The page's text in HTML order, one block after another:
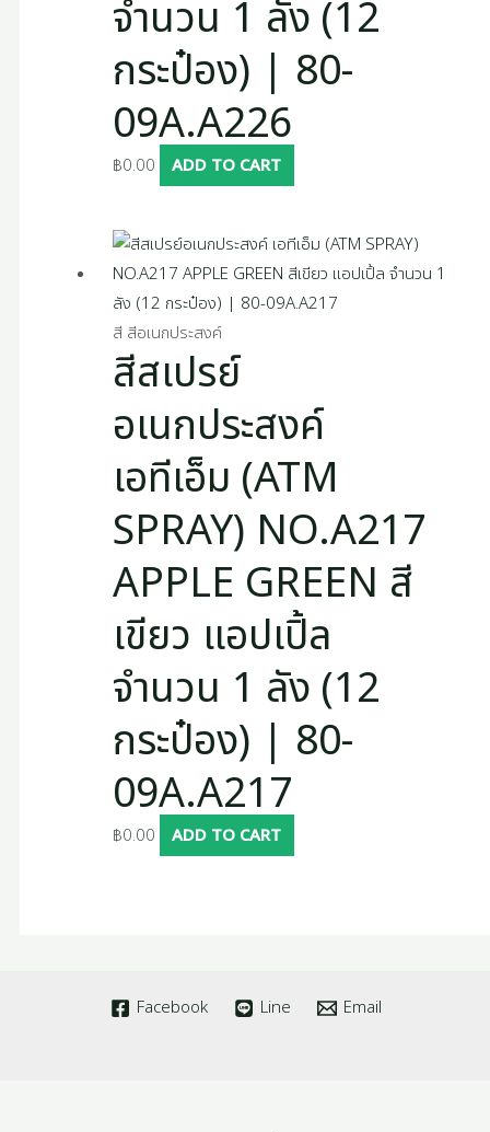
จำนวน 1 ลัง (12
กระป๋อง) | 80-
09A.A226
฿0.00 ADD TO CART
สี สีอเนกประสงค์
สีสเปรย์
อเนกประสงค์
เอทีเอ็ม (ATM
SPRAY) NO.A217
APPLE GREEN สี
เขียว แอปเปิ้ล
จำนวน 1 ลัง (12
กระป๋อง) | 80-
09A.A217
฿0.00 ADD TO CART
Facebook Line Email